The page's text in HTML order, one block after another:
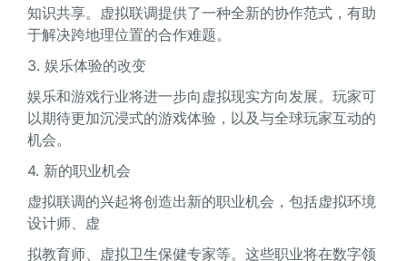
知识共享。虚拟联调提供了一种全新的协作范式，有助
于解决跨地理位置的合作难题。
3. 娱乐体验的改变
娱乐和游戏行业将进一步向虚拟现实方向发展。玩家可
以期待更加沉浸式的游戏体验，以及与全球玩家互动的
机会。
4. 新的职业机会
虚拟联调的兴起将创造出新的职业机会，包括虚拟环境
设计师、虚
拟教育师、虚拟卫生保健专家等。这些职业将在数字领